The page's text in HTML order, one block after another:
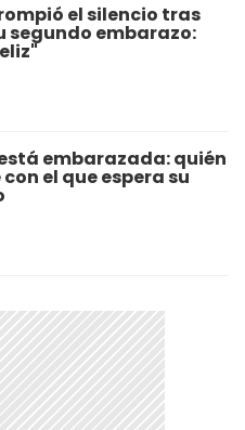
el silencio tras
segundo embarazo:
embarazada: quién
el que espera su